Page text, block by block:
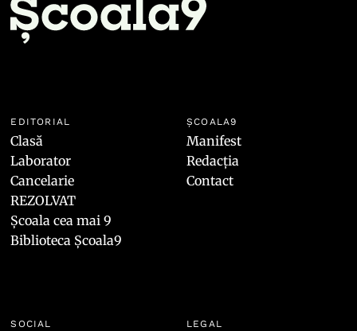
EDITORIAL
Clasă
Laborator
Cancelarie
REZOLVAT
Școala cea mai 9
Biblioteca Școala9
ȘCOALA9
Manifest
Redacția
Contact
SOCIAL LEGAL